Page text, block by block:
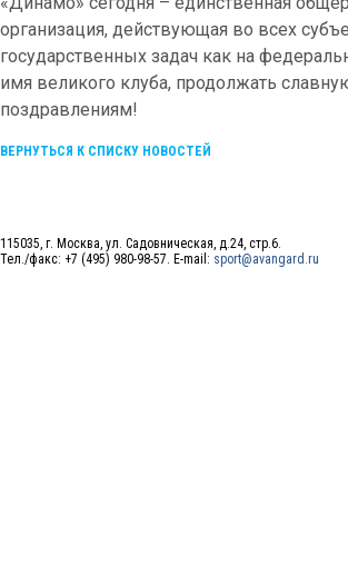
организация, действующая во всех
государственных задач как на
имя великого клуба, продолжать
поздравлениям!
ВЕРНУТЬСЯ К СПИСКУ НОВОСТЕЙ
115035, г. Москва, ул. Садовническая, д.24, стр.6.
Тел./факс: +7 (495) 980-98-57. E-mail: sport@avangard.ru